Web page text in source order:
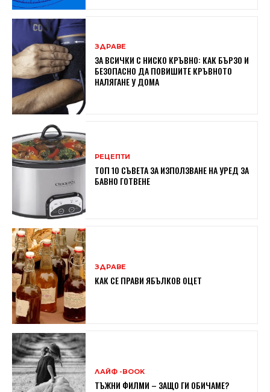
ЗДРАВЕ
ЗА ВСИЧКИ С НИСКО КРЪВНО: КАК БЪРЗО И
БЕЗОПАСНО ДА ПОВИШИТЕ КРЪВНОТО
НАЛЯГАНЕ У ДОМА
РЕЦЕПТИ
ТОП 10 СЪВЕТА ЗА ИЗПОЛЗВАНЕ НА УРЕД ЗА
БАВНО ГОТВЕНЕ
ЗДРАВЕ
КАК СЕ ПРАВИ ЯБЪЛКОВ ОЦЕТ
ЛАЙФ -BOOK
ТЪЖНИ ФИЛМИ – ЗАЩО ГИ ОБИЧАМЕ?